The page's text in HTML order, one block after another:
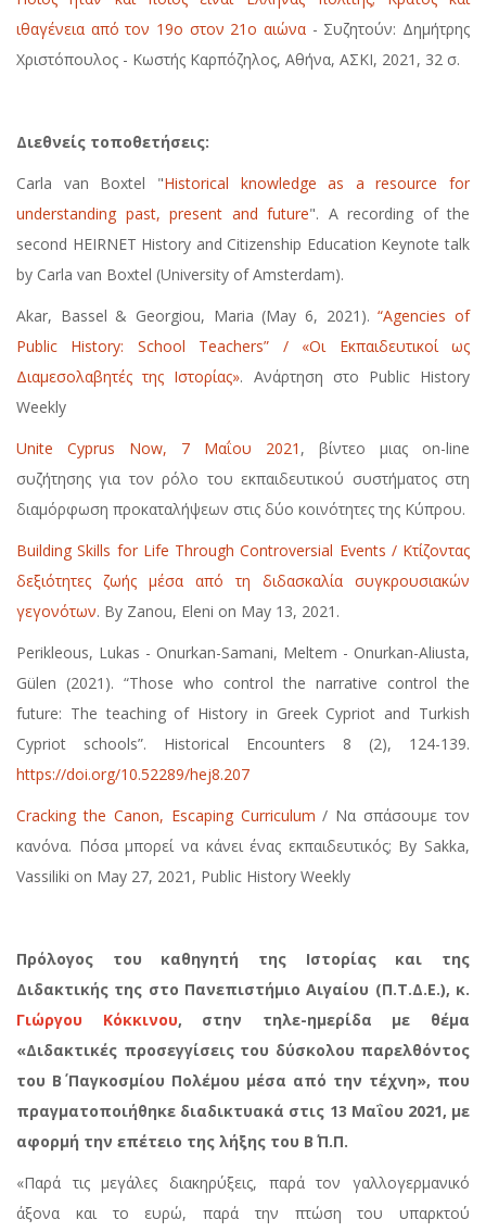
ιθαγένεια από τον 19ο στον 21ο αιώνα - Συζητούν: Δημήτρης
Χριστόπουλος - Κωστής Καρπόζηλος, Αθήνα, ΑΣΚΙ, 2021, 32 σ.
Διεθνείς τοποθετήσεις:
Carla van Boxtel "Historical knowledge as a resource for
understanding past, present and future". A recording of the
second HEIRNET History and Citizenship Education Keynote talk
by Carla van Boxtel (University of Amsterdam).
Akar, Bassel & Georgiou, Maria (May 6, 2021).“Agencies of
Public History: School Teachers” / «Οι Εκπαιδευτικοί ως
Διαμεσολαβητές της Ιστορίας». Ανάρτηση στο Public History
Weekly
Unite Cyprus Now, 7 Μαΐου 2021 , βίντεο μιας on-line
συζήτησης για τον ρόλο του εκπαιδευτικού συστήματος στη
διαμόρφωση προκαταλήψεων στις δύο κοινότητες της Κύπρου.
Building Skills for Life Through Controversial Events / Κτίζοντας
δεξιότητες ζωής μέσα από τη διδασκαλία συγκρουσιακών
γεγονότων. By Zanou, Eleni on May 13, 2021.
Perikleous, Lukas - Onurkan-Samani, Meltem - Onurkan-Aliusta,
Gülen (2021). “Those who control the narrative control the
future: The teaching of History in Greek Cypriot and Turkish
Cypriot schools”. Historical Encounters 8 (2), 124-139.
https://doi.org/10.52289/hej8.207
Cracking the Canon, Escaping Curriculum / Να σπάσουμε τον
κανόνα. Πόσα μπορεί να κάνει ένας εκπαιδευτικός; By Sakka,
Vassiliki on May 27, 2021, Public History Weekly
Πρόλογος του καθηγητή της Ιστορίας και της
Διδακτικής της στο Πανεπιστήμιο Αιγαίου (Π.Τ.Δ.Ε.), κ.
Γιώργου Κόκκινου, στην τηλε-ημερίδα με θέμα
«Διδακτικές προσεγγίσεις του δύσκολου παρελθόντος
του Β΄ Παγκοσμίου Πολέμου μέσα από την τέχνη», που
πραγματοποιήθηκε διαδικτυακά στις 13 Μαΐου 2021, με
αφορμή την επέτειο της λήξης του Β΄ Π.Π.
«Παρά τις μεγάλες διακηρύξεις, παρά τον γαλλογερμανικό
άξονα και το ευρώ, παρά την πτώση του υπαρκτού